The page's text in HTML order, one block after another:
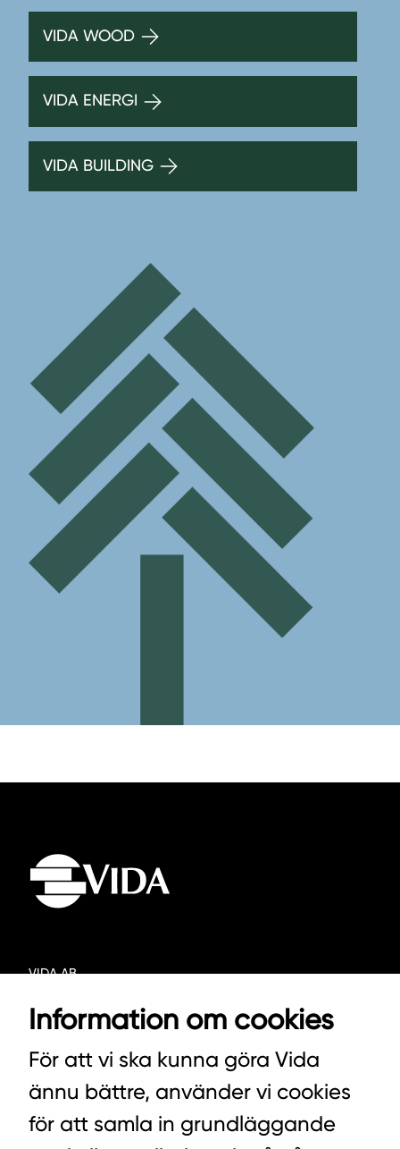
VIDA WOOD
VIDA ENERGI
VIDA BUILDING
VIDA AB
342 21 ALVESTA
VÄXEL HUVUDKONTORET: 0472-439 00
VÄXEL PELLETS/STALLSTRÖ: 0393-216 50
Information om cookies
För att vi ska kunna göra Vida
ännu bättre, använder vi cookies
för att samla in grundläggande